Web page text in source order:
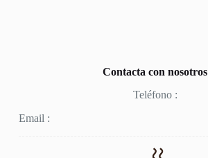
Contacta con nosotros
Teléfono :
Email :